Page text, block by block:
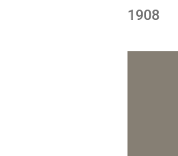
1908